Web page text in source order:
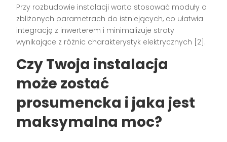
Przy rozbudowie instalacji warto stosować moduły o
zbliżonych parametrach do istniejących, co ułatwia
integrację z inwerterem i minimalizuje straty
wynikające z różnic charakterystyk elektrycznych [2].
Czy Twoja instalacja
może zostać
prosumencka i jaka jest
maksymalna moc?